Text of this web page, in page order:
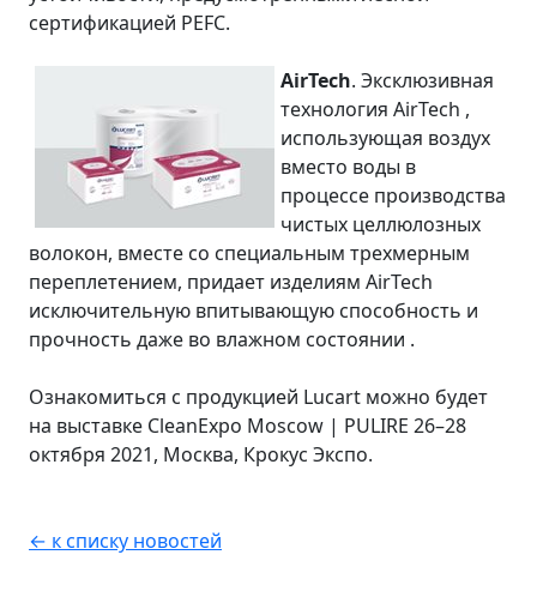
сертификацией PEFC.
AirTech. Эксклюзивная
технология AirTech ,
использующая воздух
вместо воды в
процессе производства
чистых целлюлозных
волокон, вместе со специальным трехмерным
переплетением, придает изделиям AirTech
исключительную впитывающую способность и
прочность даже во влажном состоянии .
Ознакомиться с продукцией Lucart можно будет
на выставке CleanExpo Moscow | PULIRE 26–28
октября 2021, Москва, Крокус Экспо.
← к списку новостей